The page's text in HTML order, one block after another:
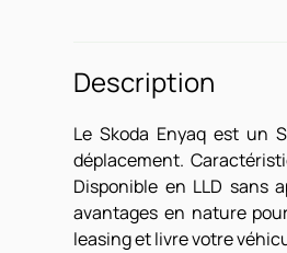
Description
Le Skoda Enyaq est un
déplacement.
Disponible en LLD sans
avantages en nature
leasing et livre votre